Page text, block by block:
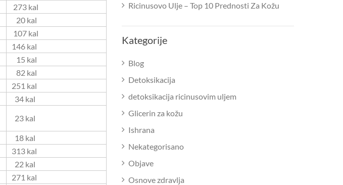
273 kal
20 kal
107 kal
146 kal
15 kal
82 kal
251 kal
34 kal
23 kal
18 kal
313 kal
22 kal
271 kal
Ricinusovo Ulje – Top 10 Prednosti Za Kožu
Kategorije
Blog
Detoksikacija
detoksikacija ricinusovim uljem
Glicerin za kožu
Ishrana
Nekategorisano
Objave
Osnove zdravlja